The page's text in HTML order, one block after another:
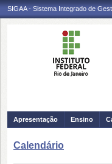
SIGAA - Sistema Integrado de
Apresentação Ensino
Calendário